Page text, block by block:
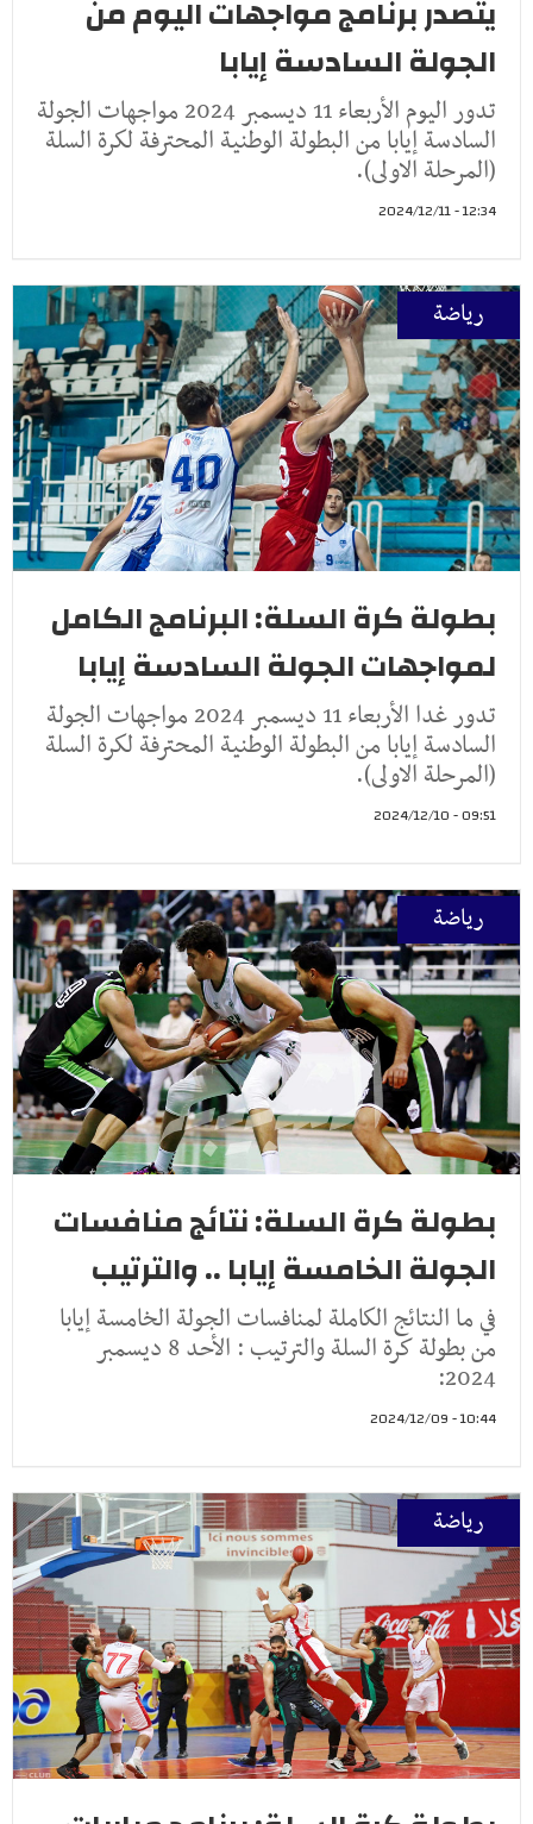
يتصدر برنامج مواجهات اليوم من
الجولة السادسة إيابا
تدور اليوم الأربعاء 11 ديسمبر 2024 مواجهات الجولة
السادسة إيابا من البطولة الوطنية المحترفة لكرة السلة
(المرحلة الاولى).
12:34 - 2024/12/11
رياضة
بطولة كرة السلة: البرنامج الكامل
لمواجهات الجولة السادسة إيابا
تدور غدا الأربعاء 11 ديسمبر 2024 مواجهات الجولة
السادسة إيابا من البطولة الوطنية المحترفة لكرة السلة
(المرحلة الاولى).
09:51 - 2024/12/10
رياضة
بطولة كرة السلة: نتائج منافسات
الجولة الخامسة إيابا .. والترتيب
في ما النتائج الكاملة لمنافسات الجولة الخامسة إيابا
من بطولة كرة السلة والترتيب : الأحد 8 ديسمبر
2024:
10:44 - 2024/12/09
رياضة